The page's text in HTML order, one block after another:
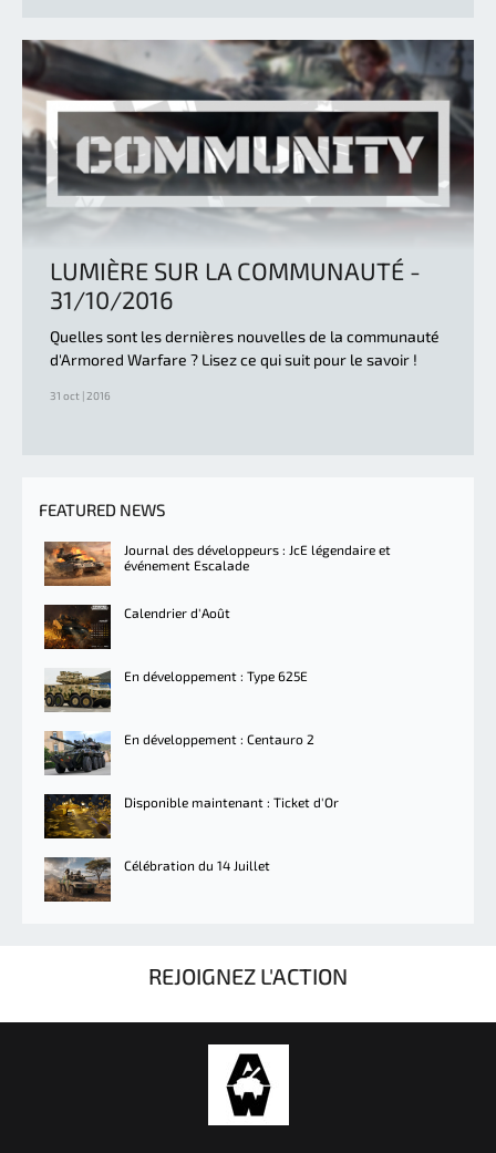
LUMIÈRE SUR LA COMMUNAUTÉ -
31/10/2016
Quelles sont les dernières nouvelles de la communauté
d'Armored Warfare ? Lisez ce qui suit pour le savoir !
31 oct | 2016
FEATURED NEWS
Journal des développeurs : JcE légendaire et
événement Escalade
Calendrier d'Août
En développement : Type 625E
En développement : Centauro 2
Disponible maintenant : Ticket d'Or
Célébration du 14 Juillet
REJOIGNEZ L'ACTION